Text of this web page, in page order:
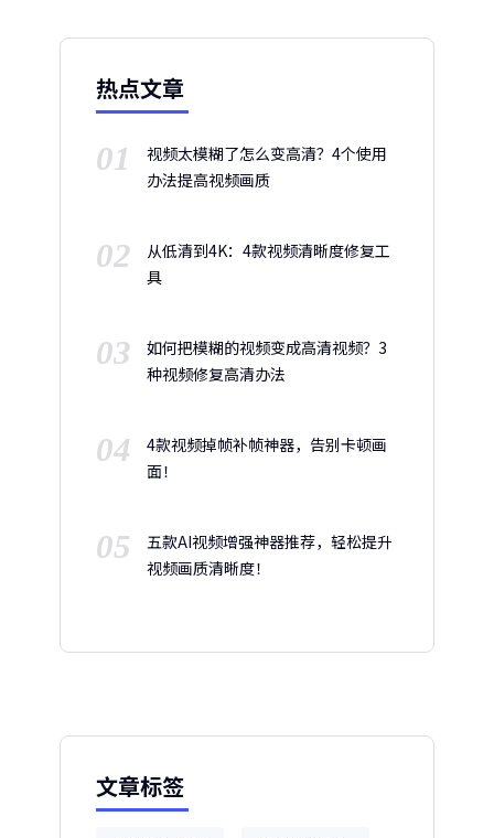
热点文章
01
视频太模糊了怎么变高清？4个使用
办法提高视频画质
02
从低清到4K：4款视频清晰度修复工
具
03
如何把模糊的视频变成高清视频？3
种视频修复高清办法
04
4款视频掉帧补帧神器，告别卡顿画
面！
05
五款AI视频增强神器推荐，轻松提升
视频画质清晰度！
文章标签